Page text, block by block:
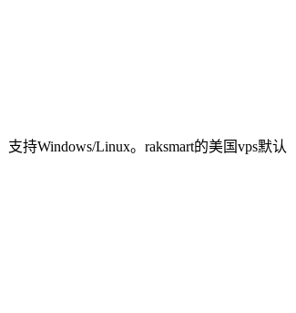
持Windows/Linux。raksmart的美国vps默认